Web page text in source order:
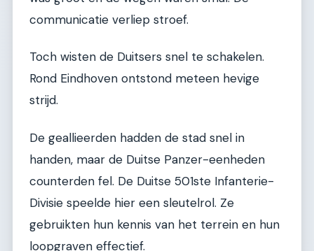
communicatie verliep stroef.
Toch wisten de Duitsers snel te schakelen.
Rond Eindhoven ontstond meteen hevige
strijd.
De geallieerden hadden de stad snel in
handen, maar de Duitse Panzer-eenheden
counterden fel. De Duitse 501ste Infanterie-
Divisie speelde hier een sleutelrol. Ze
gebruikten hun kennis van het terrein en hun
loopgraven effectief.